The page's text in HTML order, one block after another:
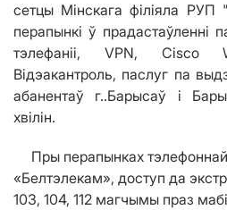
сетцы Мінскага філіяла
перапынкі ў прадастаўленні
тэлефаніі, VPN, Cisco
Відэакантроль, паслуг па
абанентаў г..Барысаў і
хвiлiн.
Пры перапынках тэлефоннай
«Белтэлекам», доступ да
103, 104, 112 магчымы праз